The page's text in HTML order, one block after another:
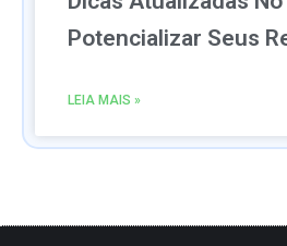
Potencializar Seus
LEIA MAIS »